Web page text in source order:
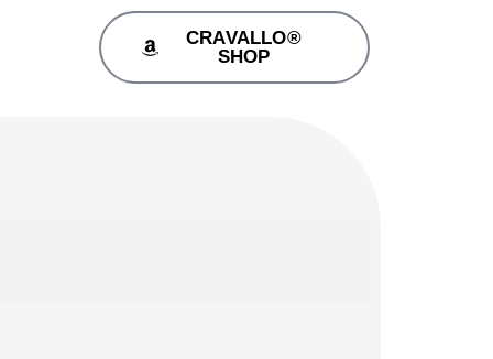
CRAVALLO®
SHOP